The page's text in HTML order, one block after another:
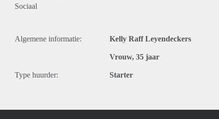
Sociaal
Algemene informatie: Kelly Raff Leyendeckers
Vrouw, 35 jaar
Type huurder: Starter